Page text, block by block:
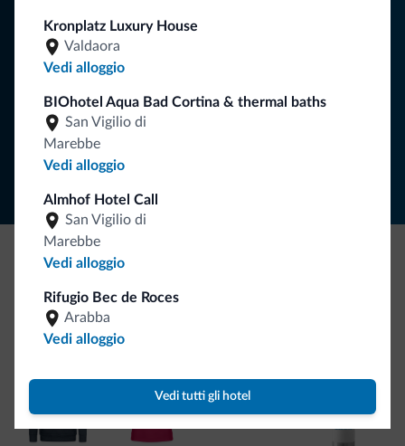
Kronplatz Luxury House
Valdaora
Vedi alloggio
BIOhotel Aqua Bad Cortina & thermal baths
San Vigilio di
Marebbe
Vedi alloggio
Almhof Hotel Call
San Vigilio di
Marebbe
Vedi alloggio
Rifugio Bec de Roces
Arabba
Vedi alloggio
Vedi tutti gli hotel
Ce l'avete chiesto in tanti. Ecco la nuova collezione firmata
Dolomiti.it!